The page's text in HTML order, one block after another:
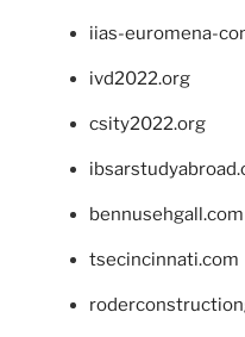
iias-euromena-
ivd2022.org
csity2022.org
bennusehgall.com
tsecincinnati.com